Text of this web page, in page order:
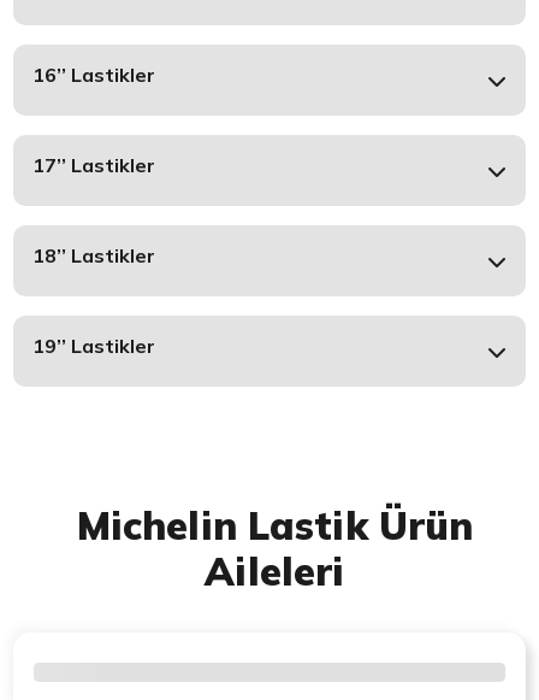
16’’ Lastikler
17’’ Lastikler
18’’ Lastikler
19’’ Lastikler
Michelin Lastik Ürün
Aileleri